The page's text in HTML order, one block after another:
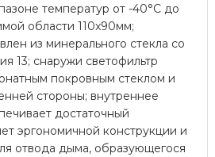
температур от -40°С до
области 110x90мм;
из минерального стекла со
13; снаружи светофильтр
покровным стеклом и
стороны; внутреннее
достаточный
эргономичной конструкции и
отвода дыма, образующегося